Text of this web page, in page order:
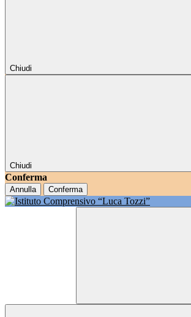
Chiudi
Chiudi
Conferma
Annulla Conferma